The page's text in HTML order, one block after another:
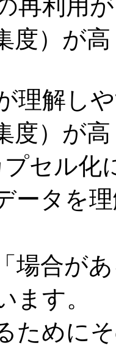
再利用
）が高
理解し
）が高
セル化
ータを
場合が
ます。
ために